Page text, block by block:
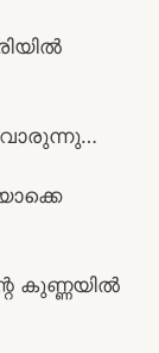
കുണ്ണയിൽ